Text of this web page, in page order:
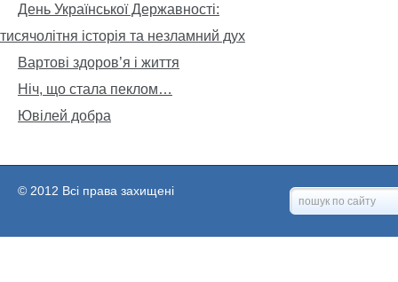
День Української Державності:
тисячолітня історія та незламний дух
Вартові здоров’я і життя
Ніч, що стала пеклом…
Ювілей добра
© 2012 Всі права захищені